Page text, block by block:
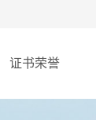
证书荣誉